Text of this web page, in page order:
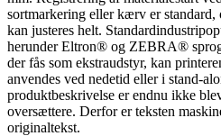
sortmarkering eller kærv er standard,
kan justeres helt.
herunder Eltron® og ZEBRA®
der fås som ekstraudstyr, kan
anvendes ved nedetid eller i stand-
produktbeskrivelse er endnu ikke
oversættere. Derfor er teksten
originaltekst.